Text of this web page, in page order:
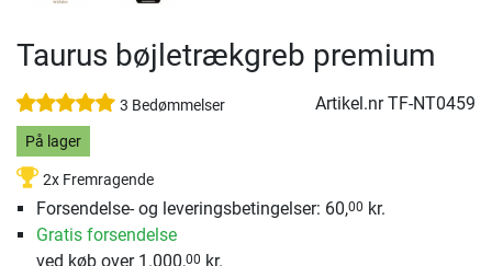
Taurus bøjletrækgreb premium
3 Bedømmelser Artikel.nrTF-NT0459
På lager
2x Fremragende
Forsendelse- og leveringsbetingelser: 60,00 kr.
Gratis forsendelse
ved køb over 1.000,00 kr.